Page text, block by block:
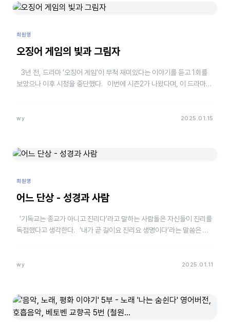
최원영
오징어 게임의 빛과 그림자
3년 전, 드라마 ‘오징어 게임’이 무척 재미있다는 이야기를 듣고 1회를
보았으나 이후 시청을 중단했다. 이번에 시즌2가 나왔다며, 이 드라마를
wy 2025.01.15
최원영
어느 단상 - 성경과 사람
‘기독교는 종교가 아니고 진리다’라고 말하는 사람들은 자신들이 진리를
독점했다고 생각한다. ‘내가 곧 길이요 진리요 생명이다’라는 말씀은 요
wy 2025.01.11